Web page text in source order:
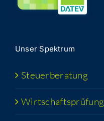
Unser Spek­trum
Steu­er­be­ra­tung
Wirt­schafts­prü­fung